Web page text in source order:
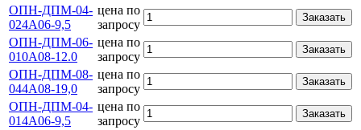
ОПН-ДПМ-04-
024А06-9,5
цена по
запросу
Заказать
ОПН-ДПМ-06-
010А08-12.0
цена по
запросу
Заказать
ОПН-ДПМ-08-
044А08-19,0
цена по
запросу
Заказать
ОПН-ДПМ-04-
014А06-9,5
цена по
запросу
Заказать